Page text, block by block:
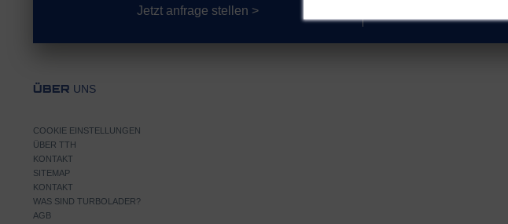
Jetzt anfrage stellen >
ÜBER UNS
COOKIE EINSTELLUNGEN
ÜBER TTH
KONTAKT
SITEMAP
KONTAKT
WAS SIND TURBOLADER?
AGB